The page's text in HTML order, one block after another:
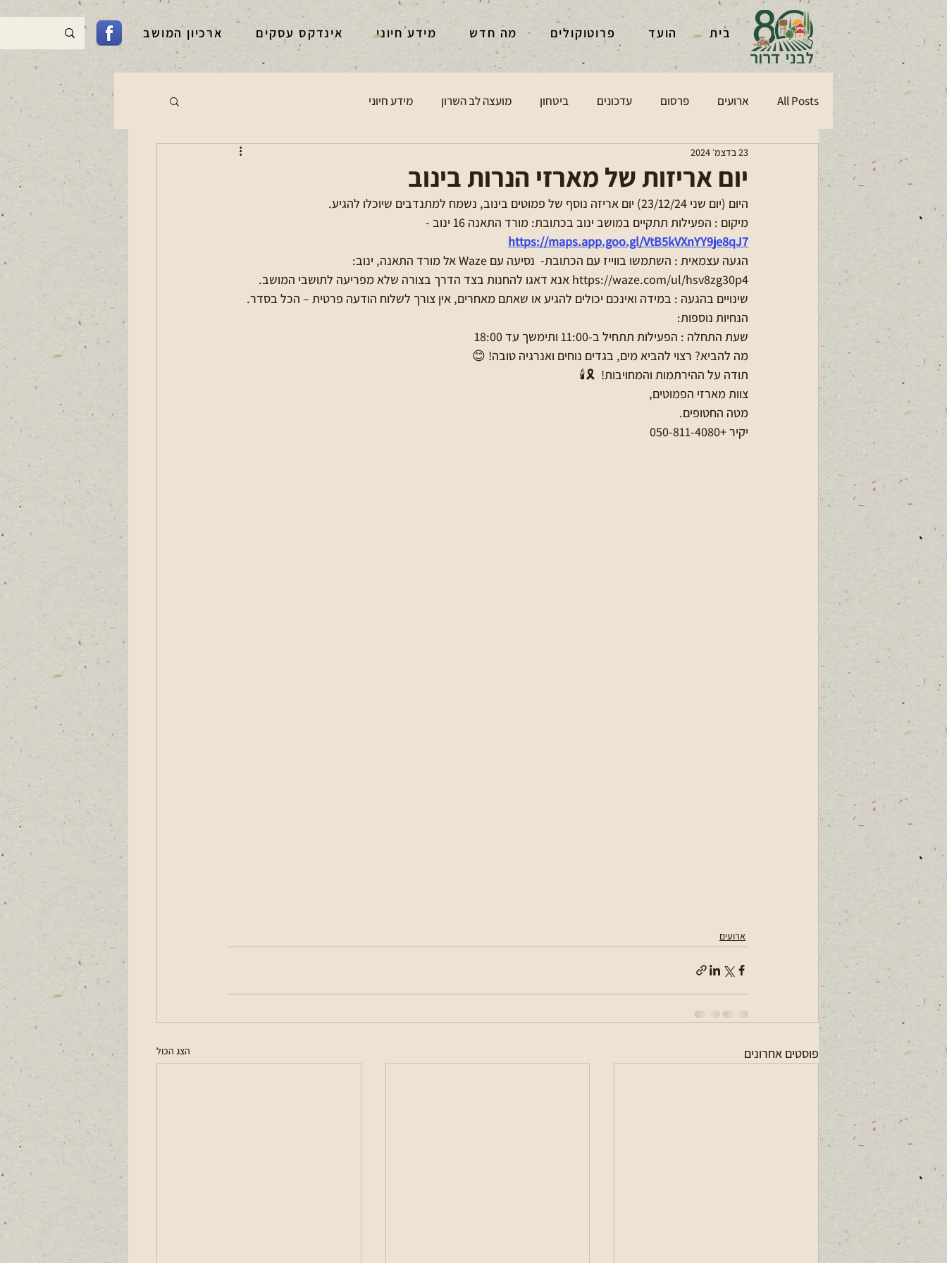
בית הועד פרוטוקולים מה חדש מידע חיוני אינדקס עסקים ארכיון המושב
All Posts ארועים פרסום עדכונים ביטחון מועצה לב השרון מידע חיוני
יום אריזות של מארזי הנרות בינוב
23 בדצמ׳ 2024
היום (יום שני 23/12/24) יום אריזה נוסף של פמוטים בינוב, נשמח למתנדבים שיוכלו להגיע.
מיקום : הפעילות תתקיים במושב ינוב בכתובת: מורד התאנה 16 ינוב -
https://maps.app.goo.gl/VtB5kVXnYY9je8qJ7
הגעה עצמאית : השתמשו בווייז עם הכתובת-  נסיעה עם Waze אל מורד התאנה, ינוב:
https://waze.com/ul/hsv8zg30p4 אנא דאגו להחנות בצד הדרך בצורה שלא מפריעה לתושבי המושב.
שינויים בהגעה : במידה ואינכם יכולים להגיע או שאתם מאחרים, אין צורך לשלוח הודעה פרטית – הכל בסדר.
הנחיות נוספות:
שעת התחלה : הפעילות תתחיל ב-11:00 ותימשך עד 18:00
מה להביא? רצוי להביא מים, בגדים נוחים ואנרגיה טובה! 😊
תודה על ההירתמות והמחויבות!  🎗🕯
צוות מארזי הפמוטים,
מטה החטופים.
יקיר +050-811-4080
ארועים
פוסטים אחרונים הצג הכול